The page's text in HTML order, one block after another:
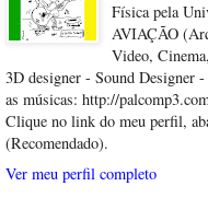
Física pela
AVIAÇÃO
Video,
3D designer - Sound Designer
as músicas: http://
Clique no link do meu perfil,
(Recomendado).
Ver meu perfil completo